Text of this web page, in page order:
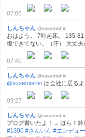
07:05
しんちゃん @susamishin
おはよう。 7時起床。 135-
復できてない。（汗） 大丈夫
07:40
しんちゃん @susamishin
@susamishin は会社に居るよ
09:27
しんちゃん @susamishin
ブログ書いたよ！→ ほら！鈴
#1300 #さんいん #エンデュ